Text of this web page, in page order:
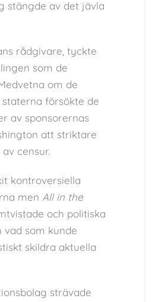
stängde av det jävla
rådgivare, tyckte
som de
om de
försökte de
av sponsorernas
att striktare
censur.
kontroversiella
men All in the
och politiska
som kunde
skildra aktuella
strävade